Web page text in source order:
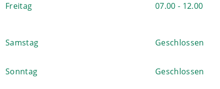
Freitag 07.00 - 12.00
Samstag Geschlossen
Sonntag Geschlossen